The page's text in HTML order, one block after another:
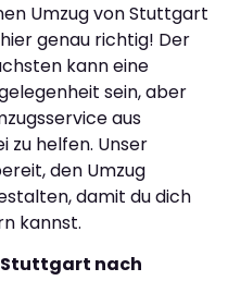
Umzug von Stuttgart
genau richtig! Der
kann eine
sein, aber
aus
zu helfen. Unser
den Umzug
damit du dich
kannst.
Stuttgart nach